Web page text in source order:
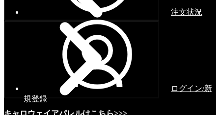
キャロウェイアパレルはこちら>>>
注文状況
ログイン/新
規登録